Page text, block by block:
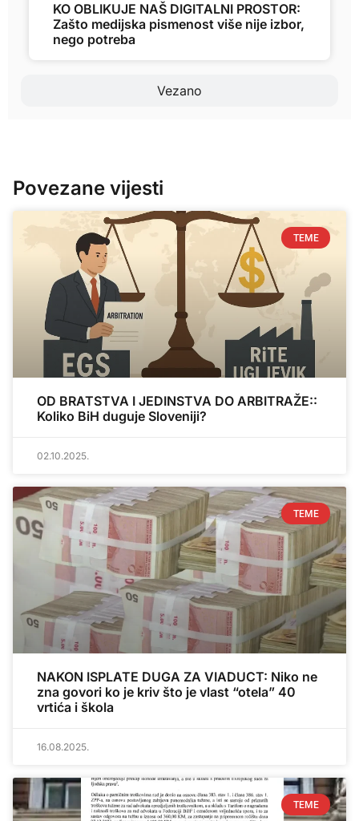
Vezano
KO OBLIKUJE NAŠ DIGITALNI PROSTOR:
Zašto medijska pismenost više nije izbor,
nego potreba
Povezane vijesti
TEME
OD BRATSTVA I JEDINSTVA DO ARBITRAŽE::
Koliko BiH duguje Sloveniji?
02.10.2025.
TEME
NAKON ISPLATE DUGA ZA VIADUCT: Niko ne
zna govori ko je kriv što je vlast “otela” 40
vrtića i škola
16.08.2025.
TEME